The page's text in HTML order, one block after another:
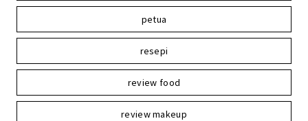
petua
resepi
review food
review makeup